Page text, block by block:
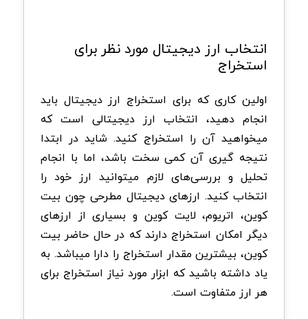
انتخاب ارز دیجیتال مورد نظر برای
استخراج
اولین کاری که برای استخراج ارز دیجیتال باید
انجام دهید، انتخاب ارز دیجیتالی است که
میخواهید آن را استخراج کنید. شاید در ابتدا
نتیجه گیری آن کمی سخت باشد، اما با انجام
تحلیل و بررسی‌های لازم میتوانید ارز خود را
انتخاب کنید. ارزهای دیجیتال مطرحی چون بیت
کوین، اتریوم، لایت کوین و بسیاری از ارزهای
دیگر امکان استخراج دارند که در حال حاضر بیت
کوین، بیشترین مقدار استخراج را دارا میباشد. به
یاد داشته باشید که ابزار مورد نیاز استخراج برای
هر ارز متفاوت است.